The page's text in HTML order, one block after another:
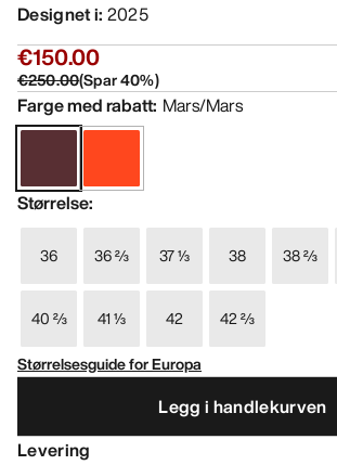
Designet i: 2025
€150.00
€250.00(Spar40%)
Farge med rabatt: Mars/Mars
Størrelse:
36 36 ⅔ 37 ⅓ 38 38 ⅔
40 ⅔ 41 ⅓ 42
42 ⅔
Størrelsesguide for Europa
Legg i handlekurven
Levering